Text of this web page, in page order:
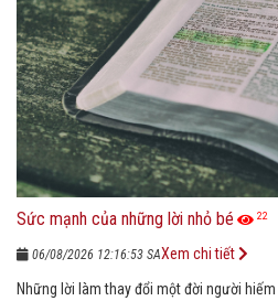
Sức mạnh của những lời nhỏ bé 22
06/08/2026 12:16:53 SA
Những lời làm thay đổi một đời người
Xem chi tiết